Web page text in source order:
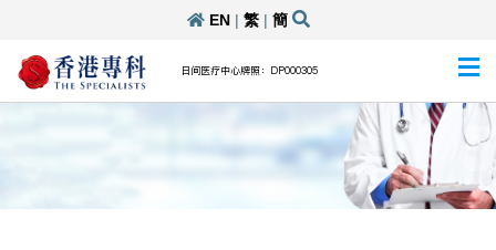
EN| 繁| 簡
日间医疗中心牌照：DP000305